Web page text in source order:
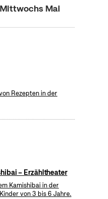
Mai
Rezepten in der
– Erzähltheater
Kamishibai in der
von 3 bis 6 Jahre.